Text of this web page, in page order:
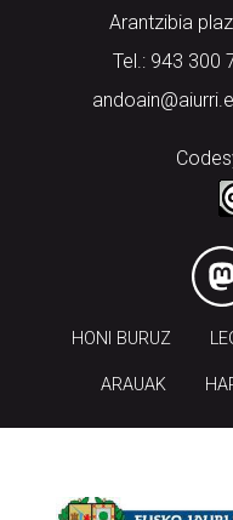
Arantzibia
Tel.: 943 300
HONI BURUZ
ARAUAK